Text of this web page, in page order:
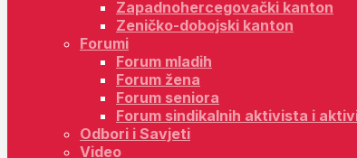
Zapadnohercegovački kanton
Zeničko-dobojski kanton
Forumi
Forum mladih
Forum žena
Forum seniora
Forum sindikalnih aktivista i
Odbori i Savjeti
Video